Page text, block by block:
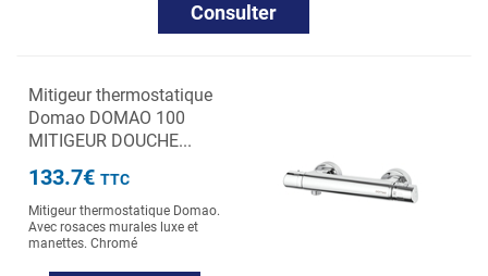
Consulter
Mitigeur thermostatique
Domao DOMAO 100
MITIGEUR DOUCHE...
133.7€ TTC
Mitigeur thermostatique Domao.
Avec rosaces murales luxe et
manettes. Chromé